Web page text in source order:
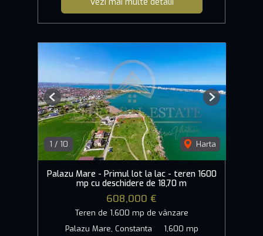
1 / 10 Harta
Previous Next
Palazu Mare - Primul lot la lac - teren 1600
mp cu deschidere de 18,70 m
608,000 €
Teren de 1,600 mp de vânzare
Palazu Mare, Constanta
1,600 mp